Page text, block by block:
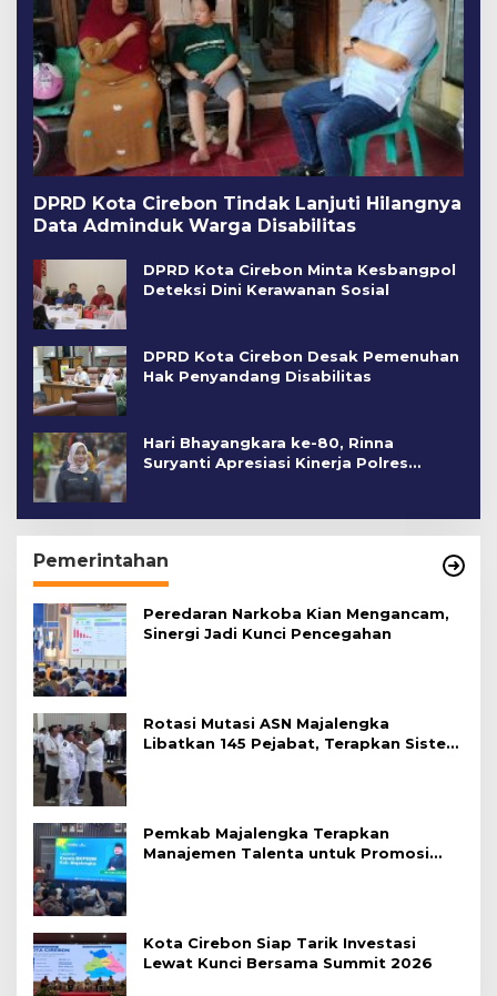
DPRD Kota Cirebon Tindak Lanjuti Hilangnya
Data Adminduk Warga Disabilitas
DPRD Kota Cirebon Minta Kesbangpol
Deteksi Dini Kerawanan Sosial
DPRD Kota Cirebon Desak Pemenuhan
Hak Penyandang Disabilitas
Hari Bhayangkara ke-80, Rinna
Suryanti Apresiasi Kinerja Polres
Pemerintahan
Peredaran Narkoba Kian Mengancam,
Sinergi Jadi Kunci Pencegahan
Rotasi Mutasi ASN Majalengka
Libatkan 145 Pejabat, Terapkan Sistem
Pemkab Majalengka Terapkan
Manajemen Talenta untuk Promosi
Kota Cirebon Siap Tarik Investasi
Lewat Kunci Bersama Summit 2026